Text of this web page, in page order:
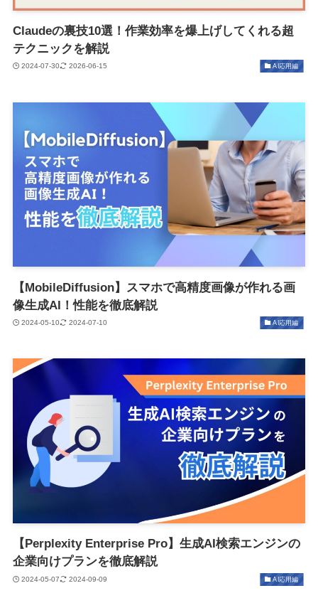
Claudeの裏技10選！作業効率を爆上げしてくれる超
テクニックを解説
2024-07-30 2026-06-15 AI応用編
【MobileDiffusion】スマホで高精度画像が作れる画
像生成AI！性能を徹底解説
2024-05-10 2024-07-10 AI応用編
【Perplexity Enterprise Pro】生成AI検索エンジンの
企業向けプランを徹底解説
2024-05-07 2024-09-09 AI応用編